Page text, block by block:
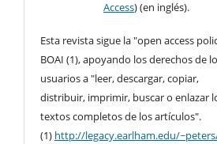
Access) (en inglés).
Esta revista sigue la "open access
BOAI (1), apoyando los derechos de
usuarios a "leer, descargar, copiar,
distribuir, imprimir, buscar o enlazar
textos completos de los artículos".
(1) http://legacy.earlham.edu/